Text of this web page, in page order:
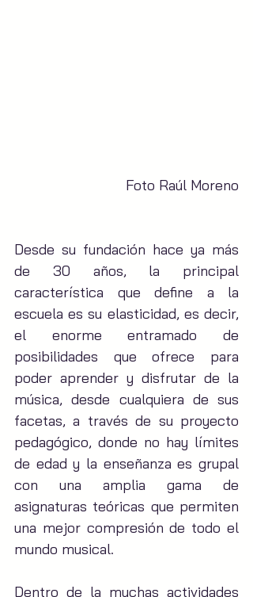
Foto Raúl Moreno
Desde su fundación hace ya más
de 30 años, la principal
característica que define a la
escuela es su elasticidad, es decir,
el enorme entramado de
posibilidades que ofrece para
poder aprender y disfrutar de la
música, desde cualquiera de sus
facetas, a través de su proyecto
pedagógico, donde no hay límites
de edad y la enseñanza es grupal
con una amplia gama de
asignaturas teóricas que permiten
una mejor compresión de todo el
mundo musical.
Dentro de la muchas actividades